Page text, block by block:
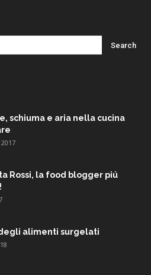
schiuma e aria nella cucina
Rossi, la food blogger piú
alimenti surgelati